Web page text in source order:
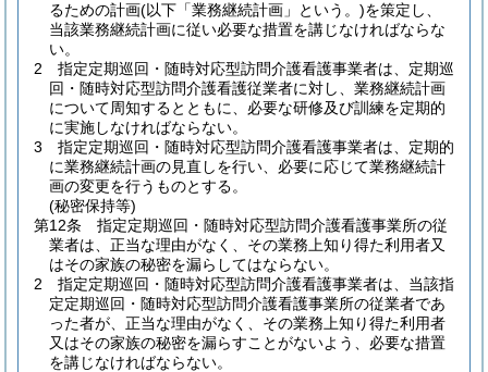
るための計画(以下「業務継続計画」という。)を策定し、
当該業務継続計画に従い必要な措置を講じなければならな
い。
2
指定定期巡回・随時対応型訪問介護看護事業者は、定期巡
回・随時対応型訪問介護看護従業者に対し、業務継続計画
について周知するとともに、必要な研修及び訓練を定期的
に実施しなければならない。
3
指定定期巡回・随時対応型訪問介護看護事業者は、定期的
に業務継続計画の見直しを行い、必要に応じて業務継続計
画の変更を行うものとする。
(秘密保持等)
第12条
指定定期巡回・随時対応型訪問介護看護事業所の従
業者は、正当な理由がなく、その業務上知り得た利用者又
はその家族の秘密を漏らしてはならない。
2
指定定期巡回・随時対応型訪問介護看護事業者は、当該指
定定期巡回・随時対応型訪問介護看護事業所の従業者であ
った者が、正当な理由がなく、その業務上知り得た利用者
又はその家族の秘密を漏らすことがないよう、必要な措置
を講じなければならない。